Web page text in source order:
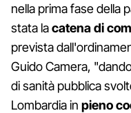
nella prima fase della
stata lacatena di
prevista
Guido Camera,
di sanità pubblica
Lombardia in pieno